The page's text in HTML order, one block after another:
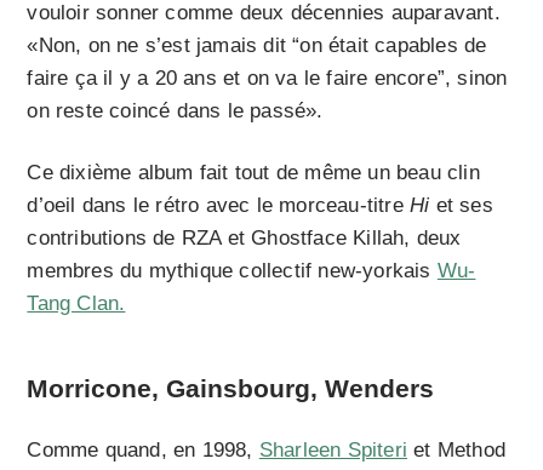
vouloir sonner comme deux décennies auparavant.
«Non, on ne s’est jamais dit “on était capables de
faire ça il y a 20 ans et on va le faire encore”, sinon
on reste coincé dans le passé».
Ce dixième album fait tout de même un beau clin
d’oeil dans le rétro avec le morceau-titreHi et ses
contributions de RZA et Ghostface Killah, deux
membres du mythique collectif new-yorkais Wu-
Tang Clan.
Morricone, Gainsbourg, Wenders
Comme quand, en 1998, Sharleen Spiteri et Method